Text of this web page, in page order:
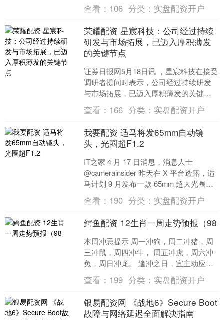
上线通知，明确自2025年10月9日起，
248只存量股票....
查看： 106 分类： 实盘配资开户
荣耀配资 星宸科技：公司经过持续
研发与市场拓展，已迈入厚积薄发
的关键节点
证券日报网5月18日讯 ，星宸科技在接受
调研者提问时表示，公司经过持续研发
与市场拓展，已迈入厚积薄发的关键节
点，这核心依托于公司向“端边侧大算力
一体化解决方案商....
查看： 166 分类： 实盘配资开户
我要配资 适马将发65mm自动镜
头，光圈超F1.2
IT之家 4 月 17 日消息，消息人士
@camerainsider 昨天在 X 平台透露，适
马计划 9 月发布一款 65mm 超大光圈自
动对焦镜头新品，光圈....
查看： 190 分类： 实盘配资开户
鳄鱼配资 12生肖一周走势预报（98
本周冲忌提示 周一冲狗，周二冲猪，周
三冲鼠，周四冲牛， 周五冲虎，周六冲
兔，周日冲龙。 逢冲之日，宜主动应
变，不宜做重要决策。 个人用事选日，
须结合自身格局。 ....
查看： 199 分类： 实盘配资开户
银易配资网 《战地6》Secure Boot
故障与网络延迟全面解决指南